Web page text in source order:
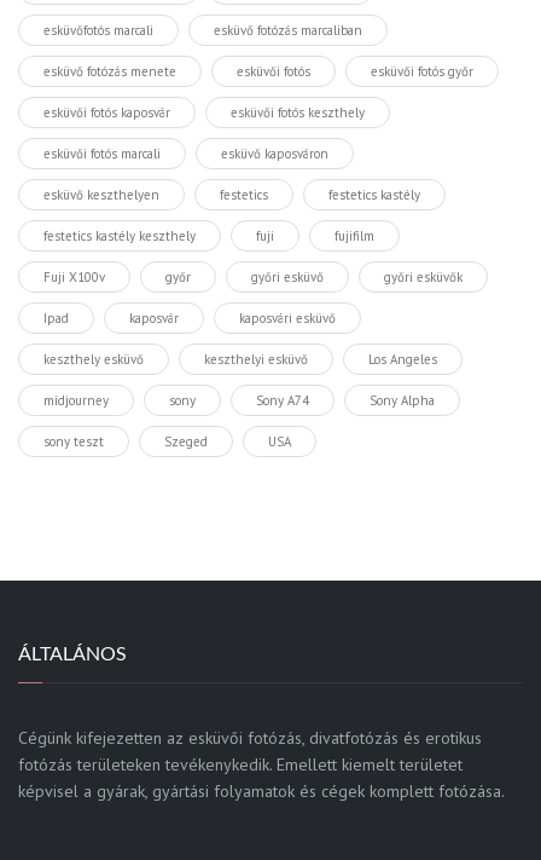
esküvőfotós marcali esküvő fotózás marcaliban
esküvő fotózás menete esküvői fotós esküvői fotós győr
esküvői fotós kaposvár esküvői fotós keszthely
esküvői fotós marcali esküvő kaposváron
esküvő keszthelyen festetics festetics kastély
festetics kastély keszthely fuji fujifilm
Fuji X100v győr győri esküvő győri esküvők
Ipad kaposvár kaposvári esküvő
keszthely esküvő keszthelyi esküvő Los Angeles
midjourney sony Sony A74 Sony Alpha
sony teszt Szeged USA
ÁLTALÁNOS
Cégünk kifejezetten az esküvői fotózás, divatfotózás és erotikus
fotózás területeken tevékenykedik. Emellett kiemelt területet
képvisel a gyárak, gyártási folyamatok és cégek komplett fotózása.